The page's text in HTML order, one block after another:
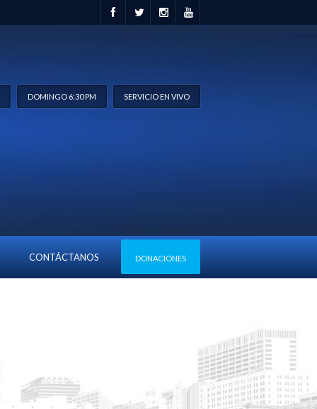
DOMINGO 6:30 PM SERVICIO EN VIVO
DONACIONES
CONTÁCTANOS